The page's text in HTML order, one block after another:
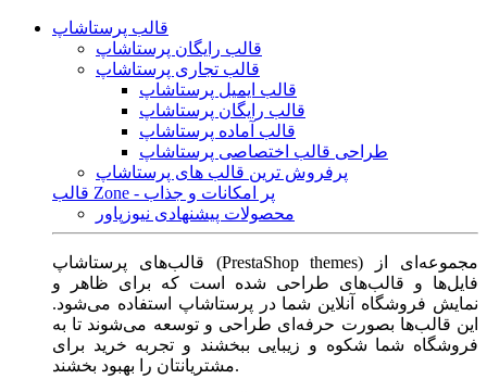
قالب پرستاشاپ
قالب رایگان پرستاشاپ
قالب تجاری پرستاشاپ
قالب ایمیل پرستاشاپ
قالب رایگان پرستاشاپ
قالب آماده پرستاشاپ
طراحی قالب اختصاصی پرستاشاپ
پرفروش ترین قالب های پرستاشاپ
قالب Zone - پر امکانات و جذاب
محصولات پیشنهادی نیوزپاور
قالب‌های پرستاشاپ (PrestaShop themes) مجموعه‌ای از
فایل‌ها و قالب‌های طراحی شده است که برای ظاهر و
نمایش فروشگاه آنلاین شما در پرستاشاپ استفاده می‌شود.
این قالب‌ها بصورت حرفه‌ای طراحی و توسعه می‌شوند تا به
فروشگاه شما شکوه و زیبایی ببخشند و تجربه خرید برای
مشتریانتان را بهبود بخشند.